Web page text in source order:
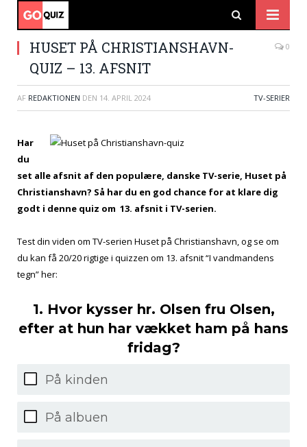
HUSET PÅ CHRISTIANSHAVN-
QUIZ – 13. AFSNIT
0
AF REDAKTIONEN DEN 14. APRIL 2024 TV-SERIER
Har
du
set alle afsnit af den populære, danske TV-serie, Huset på
Christianshavn? Så har du en god chance for at klare dig
godt i denne quiz om 13. afsnit i TV-serien.
Test din viden om TV-serien Huset på Christianshavn, og se om
du kan få 20/20 rigtige i quizzen om 13. afsnit “I vandmandens
tegn” her:
1. Hvor kysser hr. Olsen fru Olsen,
efter at hun har vækket ham på hans
fridag?
På kinden
På albuen